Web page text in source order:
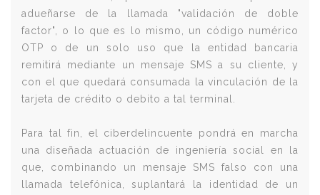
adueñarse de la llamada "validación de doble
factor", o lo que es lo mismo, un código numérico
OTP o de un solo uso que la entidad bancaria
remitirá mediante un mensaje SMS a su cliente, y
con el que quedará consumada la vinculación de la
tarjeta de crédito o debito a tal terminal.
Para tal fin, el ciberdelincuente pondrá en marcha
una diseñada actuación de ingeniería social en la
que, combinando un mensaje SMS falso con una
llamada telefónica, suplantará la identidad de un